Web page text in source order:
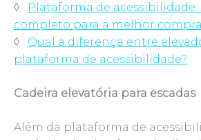
◊
Plataforma de acessibilidade:
completo para a melhor compra
◊ Qual a diferença entre
plataforma de acessibilidade?
Cadeira elevatória para escadas
Além da plataforma de